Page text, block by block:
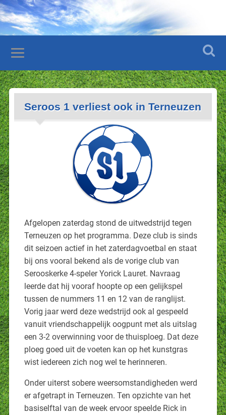
Seroos 1 verliest ook in Terneuzen
Afgelopen zaterdag stond de uitwedstrijd tegen
Terneuzen op het programma. Deze club is sinds
dit seizoen actief in het zaterdagvoetbal en staat
bij ons vooral bekend als de vorige club van
Serooskerke 4-speler Yorick Lauret. Navraag
leerde dat hij vooraf hoopte op een gelijkspel
tussen de nummers 11 en 12 van de ranglijst.
Vorig jaar werd deze wedstrijd ook al gespeeld
vanuit vriendschappelijk oogpunt met als uitslag
een 3-2 overwinning voor de thuisploeg. Dat deze
ploeg goed uit de voeten kan op het kunstgras
wist iedereen zich nog wel te herinneren.
Onder uiterst sobere weersomstandigheden werd
er afgetrapt in Terneuzen. Ten opzichte van het
basiselftal van de week ervoor speelde Rick in